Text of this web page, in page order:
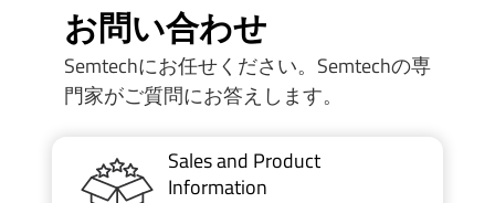
お問い合わせ
Semtechにお任せください。Semtechの専
門家がご質問にお答えします。
Sales and Product
Information